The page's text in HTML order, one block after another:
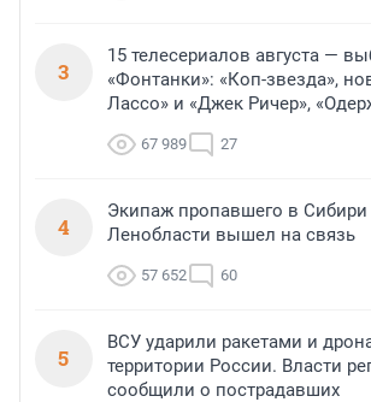
3
15 телесериалов августа —
«Фонтанки»: «Коп-звезда»,
Лассо» и «Джек Ричер»,
67 989 27
4
Экипаж пропавшего в Сибири
Ленобласти вышел на связь
57 652 60
5
ВСУ ударили ракетами и
территории России. Власти
сообщили о пострадавших